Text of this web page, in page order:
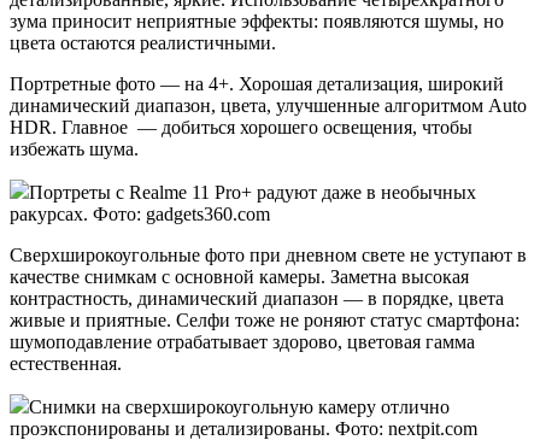
зума приносит неприятные эффекты: появляются шумы, но
цвета остаются реалистичными.
Портретные фото — на 4+. Хорошая детализация, широкий
динамический диапазон, цвета, улучшенные алгоритмом Auto
HDR. Главное — добиться хорошего освещения, чтобы
избежать шума.
Портреты с Realme 11 Pro+ радуют даже в необычных
ракурсах. Фото: gadgets360.com
Сверхширокоугольные фото при дневном свете не уступают в
качестве снимкам с основной камеры. Заметна высокая
контрастность, динамический диапазон — в порядке, цвета
живые и приятные. Селфи тоже не роняют статус смартфона:
шумоподавление отрабатывает здорово, цветовая гамма
естественная.
Снимки на сверхширокоугольную камеру отлично
проэкспонированы и детализированы. Фото: nextpit.com